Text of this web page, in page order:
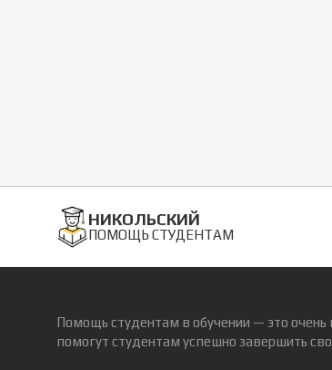
НИКОЛЬСКИЙ
ПОМОЩЬ СТУДЕНТАМ
Помощь студентам в обучении — это
помогут студентам успешно завершить